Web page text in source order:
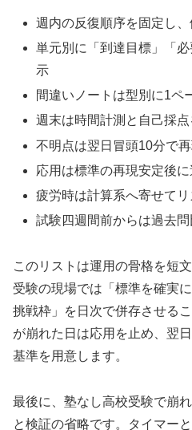
週内の反復順序を固定し
単元別に「到達目標」「
示
間違いノートは型別に1ペ
週末は時間計測と自己採
不明点は翌日冒頭10分で
応用は標準の再現安定後に
疲労時は計算系へ寄せて
試験四週間前からは過去
このリストは運用の骨格を短
受験の現場では「標準を確実
挑戦枠」を日次で併存させる
が崩れた日は応用を止め、翌
基準を用意します。
最後に、塾なし高校受験で崩
と検証の省略です。タイマー